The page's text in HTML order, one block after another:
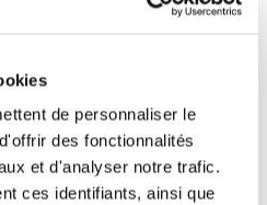
de personnaliser le
des fonctionnalités
et d'analyser notre trafic.
ces identifiants, ainsi que